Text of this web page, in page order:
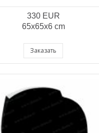
330 EUR
65x65x6 cm
Заказать